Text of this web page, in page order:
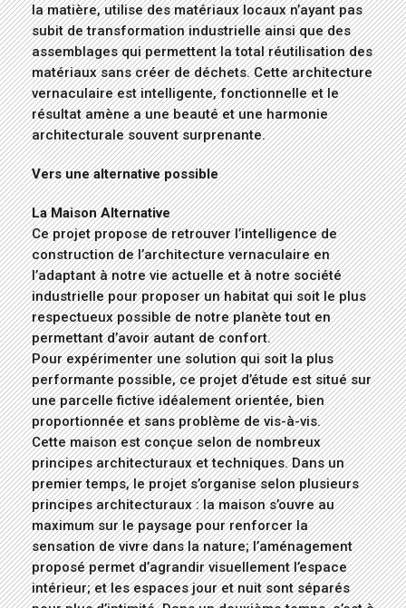
la matière, utilise des matériaux locaux n’ayant pas
subit de transformation industrielle ainsi que des
assemblages qui permettent la total réutilisation des
matériaux sans créer de déchets. Cette architecture
vernaculaire est intelligente, fonctionnelle et le
résultat amène a une beauté et une harmonie
architecturale souvent surprenante.
Vers une alternative possible
La Maison Alternative
Ce projet propose de retrouver l’intelligence de
construction de l’architecture vernaculaire en
l’adaptant à notre vie actuelle et à notre société
industrielle pour proposer un habitat qui soit le plus
respectueux possible de notre planète tout en
permettant d’avoir autant de confort.
Pour expérimenter une solution qui soit la plus
performante possible, ce projet d’étude est situé sur
une parcelle fictive idéalement orientée, bien
proportionnée et sans problème de vis-à-vis.
Cette maison est conçue selon de nombreux
principes architecturaux et techniques. Dans un
premier temps, le projet s’organise selon plusieurs
principes architecturaux : la maison s’ouvre au
maximum sur le paysage pour renforcer la
sensation de vivre dans la nature; l’aménagement
proposé permet d’agrandir visuellement l’espace
intérieur; et les espaces jour et nuit sont séparés